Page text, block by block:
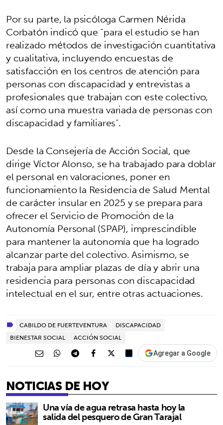
Por su parte, la psicóloga Carmen Nérida
Corbatón indicó que “para el estudio se han
realizado métodos de investigación cuantitativa
y cualitativa, incluyendo encuestas de
satisfacción en los centros de atención para
personas con discapacidad y entrevistas a
profesionales que trabajan con este colectivo,
así como una muestra variada de personas con
discapacidad y familiares”.
Desde la Consejería de Acción Social, que
dirige Víctor Alonso, se ha trabajado para doblar
el personal en valoraciones, poner en
funcionamiento la Residencia de Salud Mental
de carácter insular en 2025 y se prepara para
ofrecer el Servicio de Promoción de la
Autonomía Personal (SPAP), imprescindible
para mantener la autonomía que ha logrado
alcanzar parte del colectivo. Asimismo, se
trabaja para ampliar plazas de día y abrir una
residencia para personas con discapacidad
intelectual en el sur, entre otras actuaciones.
CABILDO DE FUERTEVENTURA
DISCAPACIDAD
BIENESTAR SOCIAL
ACCIÓN SOCIAL
Agregar a Google
NOTICIAS DE HOY
Una vía de agua retrasa hasta hoy la
salida del pesquero de Gran Tarajal